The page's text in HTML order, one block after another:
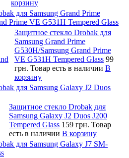
корзину
для Samsung Grand Prime
Prime VE G531H Tempered Glass
Защитное стекло Drobak для
Samsung Grand Prime
G530H/Samsung Grand Prime
VE G531H Tempered Glass 99
грн. Товар есть в наличии В
корзину
для Samsung Galaxy J2 Duos
Защитное стекло Drobak для
Samsung Galaxy J2 Duos J200
Tempered Glass 159 грн. Товар
есть в наличии В корзину
для Samsung Galaxy J7 SM-